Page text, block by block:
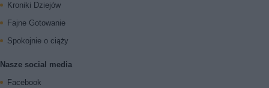
Kroniki Dziejów
Fajne Gotowanie
Spokojnie o ciąży
Nasze social media
Facebook